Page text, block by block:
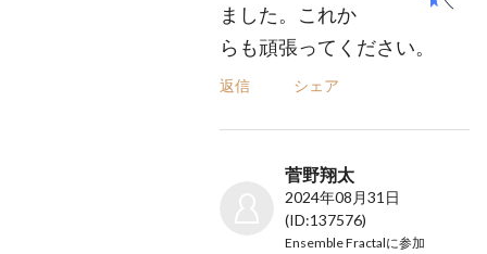
ました。これか
らも頑張ってください。
返信 シェア
菅野翔太
2024年08月31日
(ID:137576)
Ensemble Fractalに参加